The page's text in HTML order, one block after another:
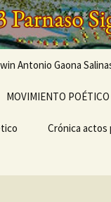
Poemarios
Antonio Gaona
MOVIMIENTO
EL ULTRABARDISMO
Crónica